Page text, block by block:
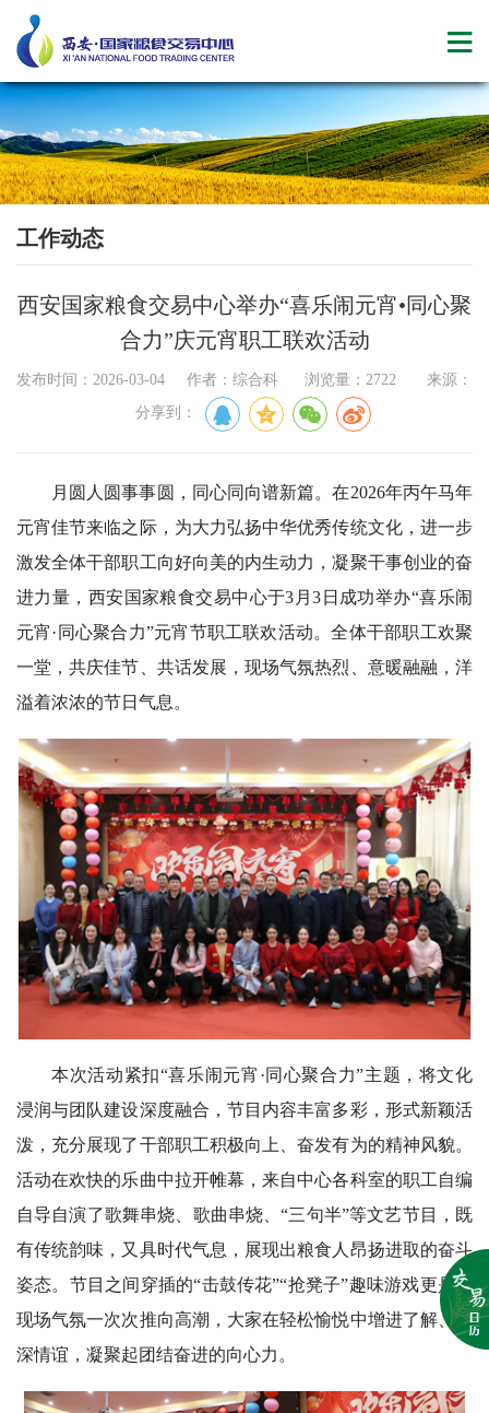
工作动态
西安国家粮食交易中心举办“喜乐闹元宵•同心聚
合力”庆元宵职工联欢活动
发布时间：2026-03-04 作者：综合科 浏览量：2722 来源：
分享到：
月圆人圆事事圆，同心同向谱新篇。在2026年丙午马年
元宵佳节来临之际，为大力弘扬中华优秀传统文化，进一步
激发全体干部职工向好向美的内生动力，凝聚干事创业的奋
进力量，西安国家粮食交易中心于3月3日成功举办“喜乐闹
元宵·同心聚合力”元宵节职工联欢活动。全体干部职工欢聚
一堂，共庆佳节、共话发展，现场气氛热烈、意暖融融，洋
溢着浓浓的节日气息。
本次活动紧扣“喜乐闹元宵·同心聚合力”主题，将文化
浸润与团队建设深度融合，节目内容丰富多彩，形式新颖活
泼，充分展现了干部职工积极向上、奋发有为的精神风貌。
活动在欢快的乐曲中拉开帷幕，来自中心各科室的职工自编
自导自演了歌舞串烧、歌曲串烧、“三句半”等文艺节目，既
有传统韵味，又具时代气息，展现出粮食人昂扬进取的奋斗
姿态。节目之间穿插的“击鼓传花”“抢凳子”趣味游戏更是将
现场气氛一次次推向高潮，大家在轻松愉悦中增进了解、加
深情谊，凝聚起团结奋进的向心力。